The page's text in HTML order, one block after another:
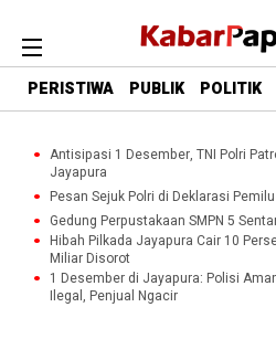
PERISTIWA PUBLIK POLITIK
Antisipasi 1 Desember, TNI Polri
Jayapura
Pesan Sejuk Polri di Deklarasi
Gedung Perpustakaan SMPN 5
Hibah Pilkada Jayapura Cair 10
Miliar Disorot
1 Desember di Jayapura: Polisi
Ilegal, Penjual Ngacir